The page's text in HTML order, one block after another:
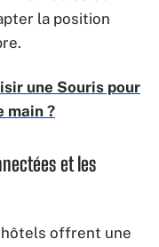
la position
une Souris pour
main ?
et les
offrent une